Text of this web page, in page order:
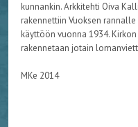
kunnankin. Arkkitehti Oiva
rakennettiin Vuoksen
käyttöön vuonna 1934.
rakennetaan jotain
MKe 2014